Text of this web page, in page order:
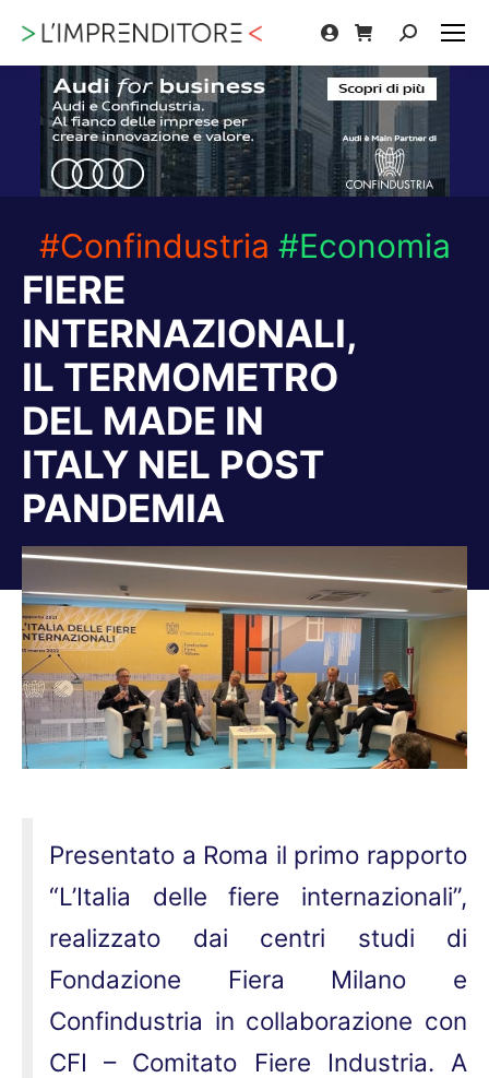
Cerca:
#Confindustria #Economia
FIERE
INTERNAZIONALI,
IL TERMOMETRO
DEL MADE IN
ITALY NEL POST
PANDEMIA
Tu sei qui:
Presentato a Roma il primo rapporto
“L’Italia delle fiere internazionali”,
realizzato dai centri studi di
Fondazione Fiera Milano e
Confindustria in collaborazione con
CFI – Comitato Fiere Industria. A